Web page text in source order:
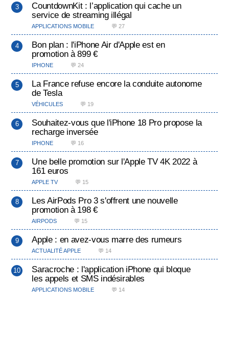
CountdownKit : l’application qui cache un
service de streaming illégal
APPLICATIONS MOBILE 💬 27
Bon plan : l'iPhone Air d'Apple est en
promotion à 899 €
IPHONE 💬 24
La France refuse encore la conduite autonome
de Tesla
VÉHICULES 💬 19
Souhaitez-vous que l'iPhone 18 Pro propose la
recharge inversée
IPHONE 💬 16
Une belle promotion sur l'Apple TV 4K 2022 à
161 euros
APPLE TV 💬 15
Les AirPods Pro 3 s'offrent une nouvelle
promotion à 198 €
AIRPODS 💬 15
Apple : en avez-vous marre des rumeurs
ACTUALITÉ APPLE 💬 14
Saracroche : l'application iPhone qui bloque
les appels et SMS indésirables
APPLICATIONS MOBILE 💬 14